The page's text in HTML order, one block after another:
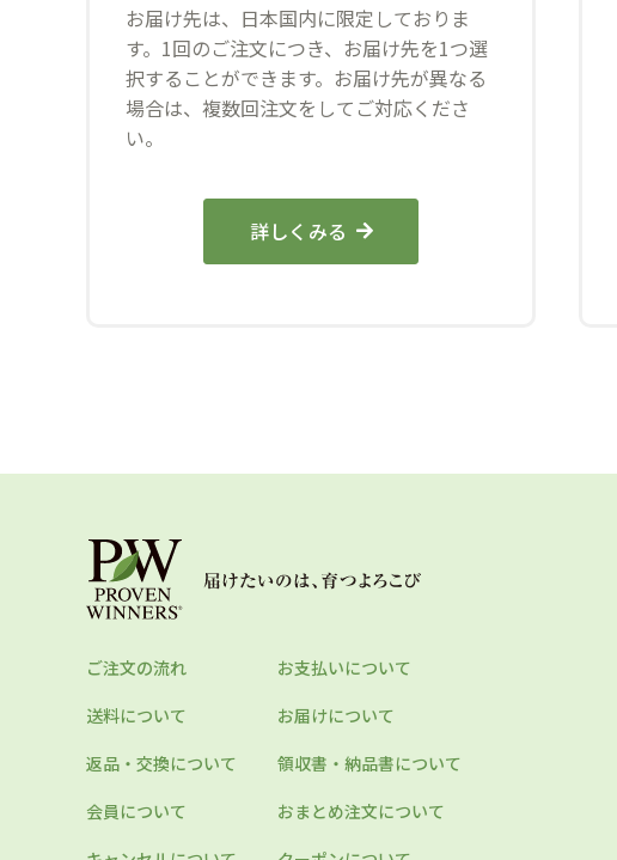
お届け先は、日本国内に限定しておりま
す。1回のご注文につき、お届け先を1つ選
択することができます。お届け先が異なる
場合は、複数回注文をしてご対応くださ
い。
詳しくみる
ご注文の流れ
お支払いについて
送料について
お届けについて
返品・交換について
領収書・納品書について
会員について
おまとめ注文について